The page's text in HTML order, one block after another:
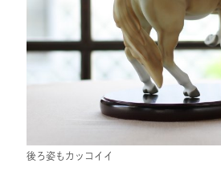
後ろ姿もカッコイイ